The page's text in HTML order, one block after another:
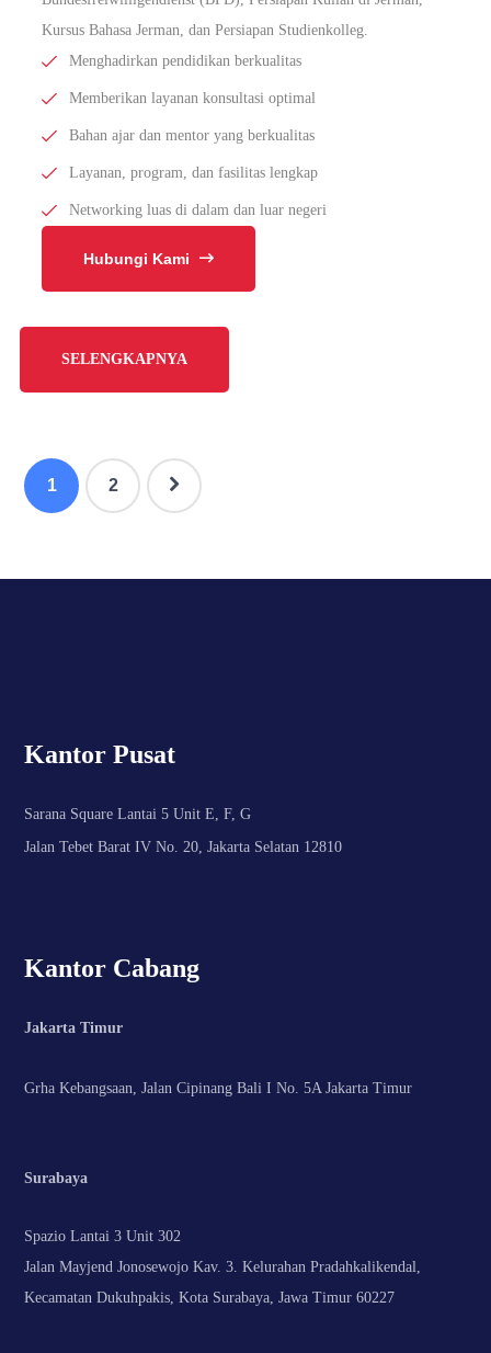
Kursus Bahasa Jerman, dan Persiapan Studienkolleg.
Menghadirkan pendidikan berkualitas
Memberikan layanan konsultasi optimal
Bahan ajar dan mentor yang berkualitas
Layanan, program, dan fasilitas lengkap
Networking luas di dalam dan luar negeri
Hubungi Kami
SELENGKAPNYA
1 2
Kantor Pusat
Sarana Square Lantai 5 Unit E, F, G
Jalan Tebet Barat IV No. 20, Jakarta Selatan 12810
Kantor Cabang
Jakarta Timur
Grha Kebangsaan, Jalan Cipinang Bali I No. 5A Jakarta Timur
Surabaya
Spazio Lantai 3 Unit 302
Jalan Mayjend Jonosewojo Kav. 3. Kelurahan Pradahkalikendal,
Kecamatan Dukuhpakis, Kota Surabaya, Jawa Timur 60227